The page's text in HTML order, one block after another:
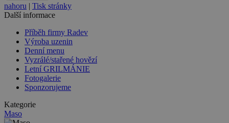
nahoru | Tisk stránky
Další informace
Příběh firmy Radev
Výroba uzenin
Denní menu
Vyzrálé/stařené hovězí
Letní GRILMÁNIE
Fotogalerie
Sponzorujeme
Kategorie
Maso